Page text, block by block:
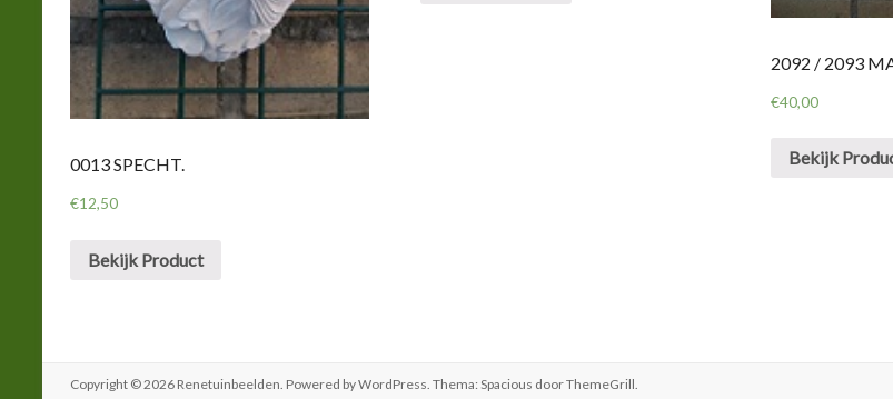
0013 SPECHT.
€12,50
Bekijk Product
2092 / 2093
€40,00
Bekijk
Copyright © 2026 Renetuinbeelden . Powered byWordPress . Thema: Spacious doorThemeGrill